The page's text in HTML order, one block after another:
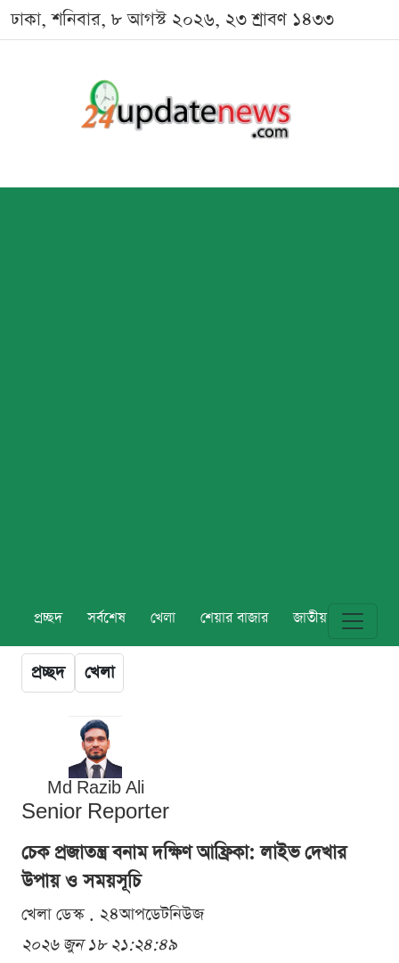
ঢাকা, শনিবার, ৮ আগস্ট ২০২৬, ২৩ শ্রাবণ ১৪৩৩
প্রচ্ছদ সর্বশেষ খেলা শেয়ার বাজার জাতীয় বিশ্ব
প্রচ্ছদ খেলা
Md Razib Ali
Senior Reporter
চেক প্রজাতন্ত্র বনাম দক্ষিণ আফ্রিকা: লাইভ দেখার
উপায় ও সময়সূচি
খেলা ডেস্ক . ২৪আপডেটনিউজ
২০২৬ জুন ১৮ ২১:২৪:৪৯